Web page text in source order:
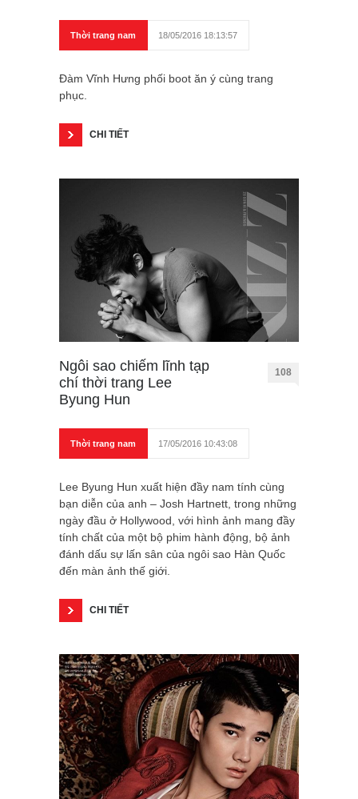
Thời trang nam 18/05/2016 18:13:57
Đàm Vĩnh Hưng phối boot ăn ý cùng trang
phục.
CHI TIẾT
Ngôi sao chiếm lĩnh tạp
chí thời trang Lee
Byung Hun
108
Thời trang nam 17/05/2016 10:43:08
Lee Byung Hun xuất hiện đầy nam tính cùng
bạn diễn của anh – Josh Hartnett, trong những
ngày đầu ở Hollywood, với hình ảnh mang đầy
tính chất của một bộ phim hành động, bộ ảnh
đánh dấu sự lấn sân của ngôi sao Hàn Quốc
đến màn ảnh thế giới.
CHI TIẾT